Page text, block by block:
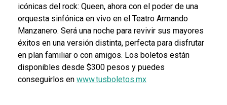
icónicas del rock: Queen, ahora con el poder de una
orquesta sinfónica en vivo en el Teatro Armando
Manzanero. Será una noche para revivir sus mayores
éxitos en una versión distinta, perfecta para disfrutar
en plan familiar o con amigos. Los boletos están
disponibles desde $300 pesos y puedes
conseguirlos en www.tusboletos.mx